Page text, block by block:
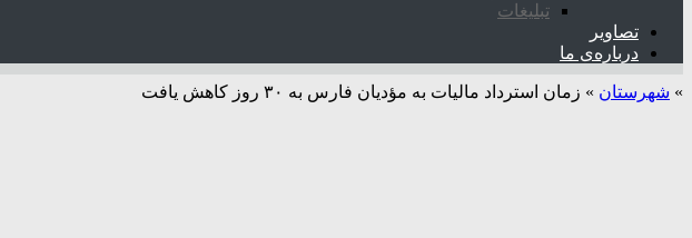
تبلیغات
تصاویر
درباره‌ی ما
» شهرستان » زمان استرداد مالیات به مؤدیان فارس به ۳۰ روز کاهش یافت